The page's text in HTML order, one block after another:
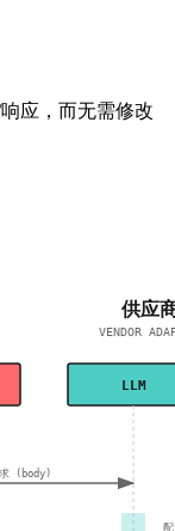
应，而无需修改